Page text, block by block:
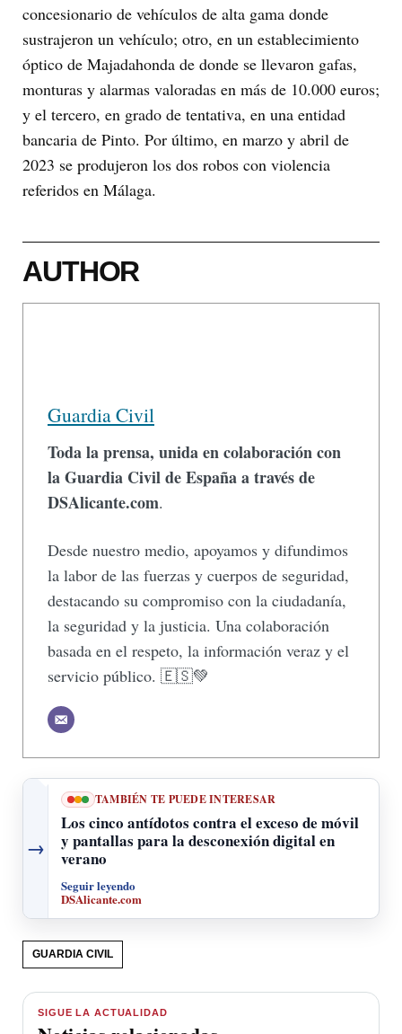
concesionario de vehículos de alta gama donde
sustrajeron un vehículo; otro, en un establecimiento
óptico de Majadahonda de donde se llevaron gafas,
monturas y alarmas valoradas en más de 10.000 euros;
y el tercero, en grado de tentativa, en una entidad
bancaria de Pinto. Por último, en marzo y abril de
2023 se produjeron los dos robos con violencia
referidos en Málaga.
AUTHOR
Guardia Civil
Toda la prensa, unida en colaboración con
la Guardia Civil de España a través de
DSAlicante.com.
Desde nuestro medio, apoyamos y difundimos
la labor de las fuerzas y cuerpos de seguridad,
destacando su compromiso con la ciudadanía,
la seguridad y la justicia. Una colaboración
basada en el respeto, la información veraz y el
servicio público. 🇪🇸💚
→
TAMBIÉN TE PUEDE INTERESAR
Los cinco antídotos contra el exceso de móvil
y pantallas para la desconexión digital en
verano
Seguir leyendo
DSAlicante.com
GUARDIA CIVIL
SIGUE LA ACTUALIDAD